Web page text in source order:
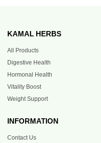
KAMAL HERBS
All Products
Digestive Health
Hormonal Health
Vitality Boost
Weight Support
INFORMATION
Contact Us